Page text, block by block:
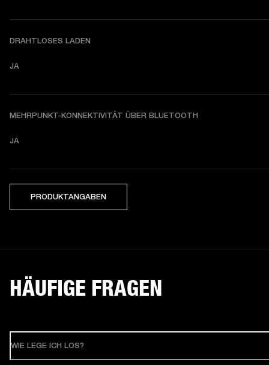
DRAHTLOSES LADEN
JA
MEHRPUNKT-KONNEKTIVITÄT ÜBER BLUETOOTH
JA
PRODUKTANGABEN
HÄUFIGE FRAGEN
WIE LEGE ICH LOS?